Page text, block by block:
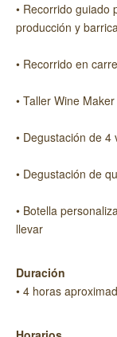
• Recorrido guiado
producción y
• Recorrido en
• Taller Wine
• Degustación de
• Degustación de
• Botella
llevar
Duración
• 4 horas